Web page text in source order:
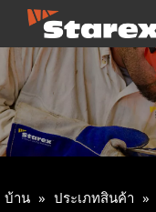
บ้าน » ประเภทสินค้า »